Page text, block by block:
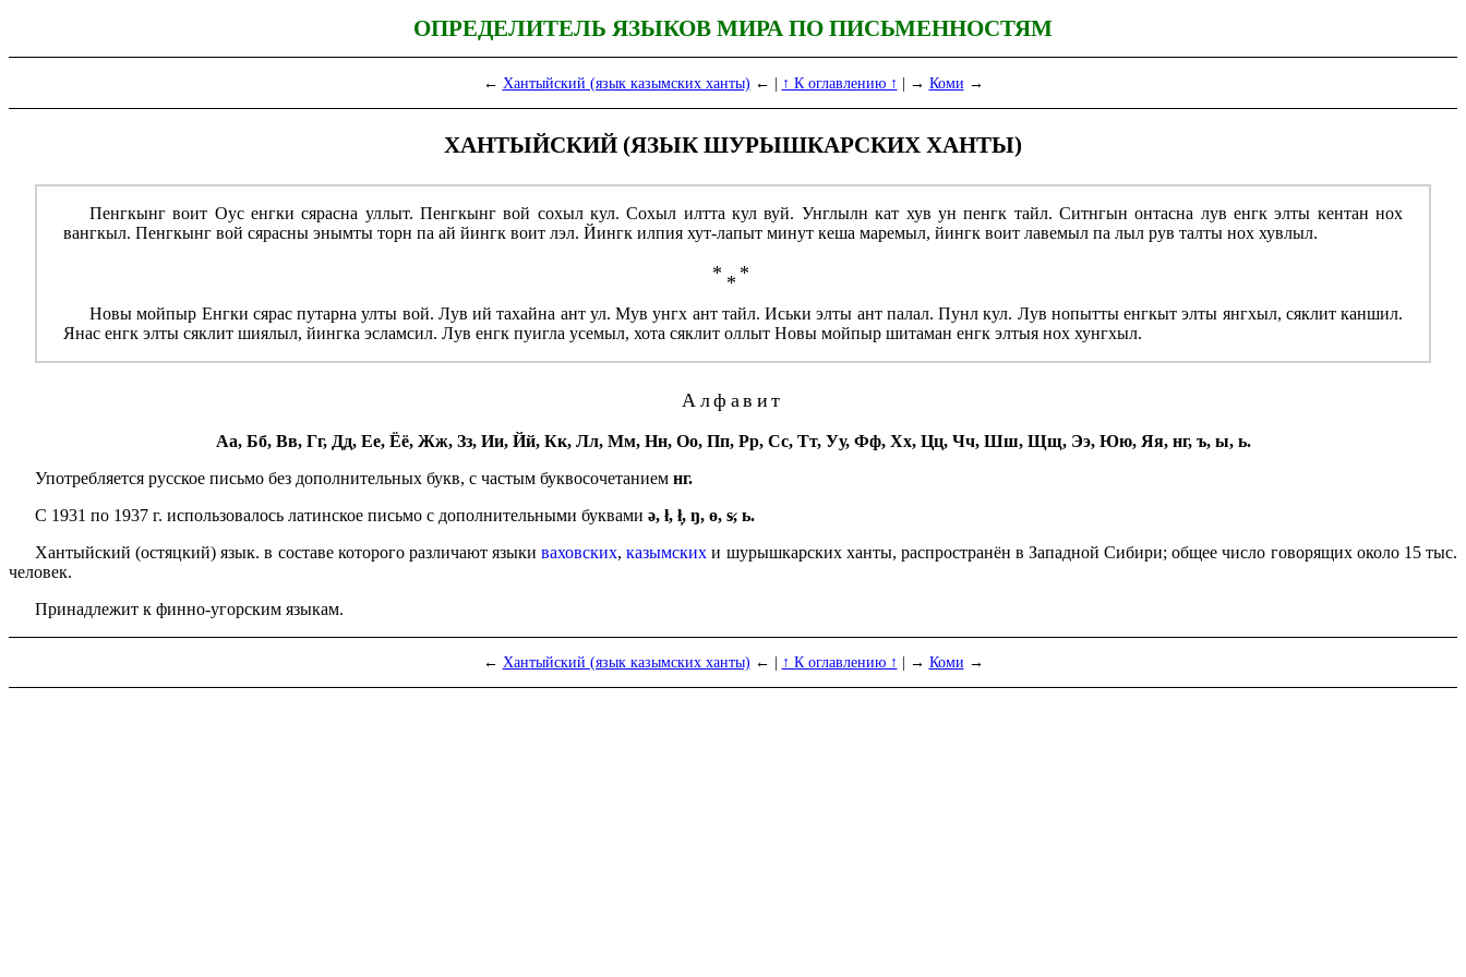
ОПРЕДЕЛИТЕЛЬ ЯЗЫКОВ МИРА ПО ПИСЬМЕННОСТЯМ
← Хантыйский (язык казымских ханты) ← | ↑ К оглавлению ↑ | → Коми →
ХАНТЫЙСКИЙ (ЯЗЫК ШУРЫШКАРСКИХ ХАНТЫ)
Пенгкынг воит Оус енгки сярасна уллыт. Пенгкынг вой сохыл кул. Сохыл илтта кул вуй. Унглылн кат хув ун пенгк тайл. Ситнгын онтасна лув енгк элты кентан нох
вангкыл. Пенгкынг вой сярасны энымты торн па ай йингк воит лэл. Йингк илпия хут-лапыт минут кеша маремыл, йингк воит лавемыл па лыл рув талты нох хувлыл.
* * *
Новы мойпыр Енгки сярас путарна улты вой. Лув ий тахайна ант ул. Мув унгх ант тайл. Иськи элты ант палал. Пунл кул. Лув нопытты енгкыт элты янгхыл, сяклит каншил.
Янас енгк элты сяклит шиялыл, йингка эсламсил. Лув енгк пуигла усемыл, хота сяклит оллыт Новы мойпыр шитаман енгк элтыя нох хунгхыл.
Алфавит
Аа, Бб, Вв, Гг, Дд, Ее, Ёё, Жж, Зз, Ии, Йй, Кк, Лл, Мм, Нн, Оо, Пп, Рр, Сс, Тт, Уу, Фф, Хх, Цц, Чч, Шш, Щщ, Ээ, Юю, Яя, нг, ъ, ы, ь.
Употребляется русское письмо без допол­ни­тель­ных букв, с частым букво­со­че­та­ни­ем нг.
С 1931 по 1937 г. использовалось латинское письмо с допол­ни­тель­ны­ми буква­ми ə, ł, ł̦, ŋ, ɵ, s̷, ь.
Хантыйский (остяцкий) язык. в составе которого различают языкиваховских,казымских и шурышкар­ских ханты, распро­стра­нён в Западной Сибири; общее число гово­ря­щих около 15 тыс.
человек.
Принадлежит к финно-угорским языкам.
← Хантыйский (язык казымских ханты) ← | ↑ К оглавлению ↑ | → Коми →